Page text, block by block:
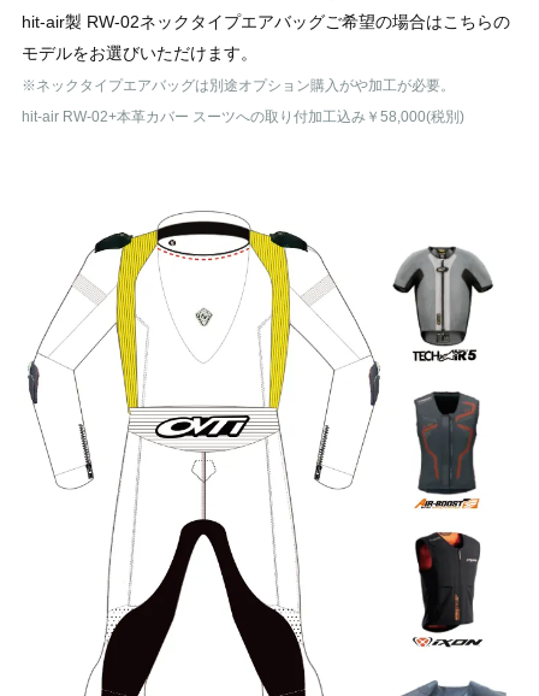
hit-air製 RW-02ネックタイプエアバッグご希望の場合はこちらの
モデルをお選びいただけます。
※ネックタイプエアバッグは別途オプション購入がや加工が必要。
hit-air RW-02+本革カバー スーツへの取り付加工込み￥58,000(税別)